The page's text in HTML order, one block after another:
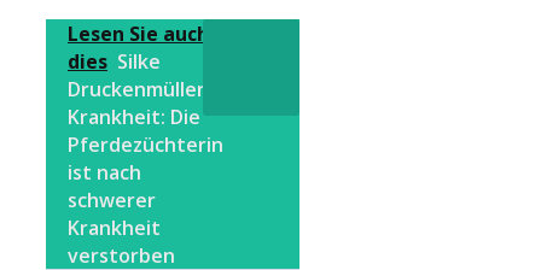
Lesen Sie auch
dies Silke
Druckenmüller
Krankheit: Die
Pferdezüchterin
ist nach
schwerer
Krankheit
verstorben